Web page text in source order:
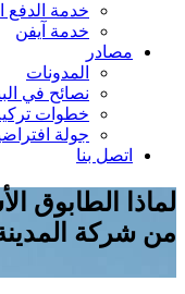
خدمة الدفع
خدمة آيفن
مصادر
المدونات
نصائح في
خطوات
جولة
اتصل بنا
لماذا الطابوق
من شركة